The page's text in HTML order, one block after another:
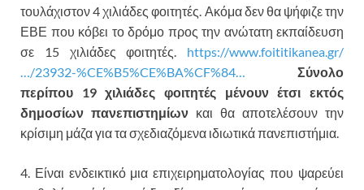
τουλάχιστον 4 χιλιάδες φοιτητές. Ακόμα δεν θα ψήφιζε την
ΕΒΕ που κόβει το δρόμο προς την ανώτατη εκπαίδευση
σε 15 χιλιάδες φοιτητές. https://www.foititikanea.gr/
…/23932-%CE%B5%CE%BA%CF%84…
Σύνολο
περίπου 19 χιλιάδες φοιτητές μένουν έτσι εκτός
δημοσίων πανεπιστημίων και θα αποτελέσουν την
κρίσιμη μάζα για τα σχεδιαζόμενα ιδιωτικά πανεπιστήμια.
4. Είναι ενδεικτικό μια επιχειρηματολογίας που ψαρεύει